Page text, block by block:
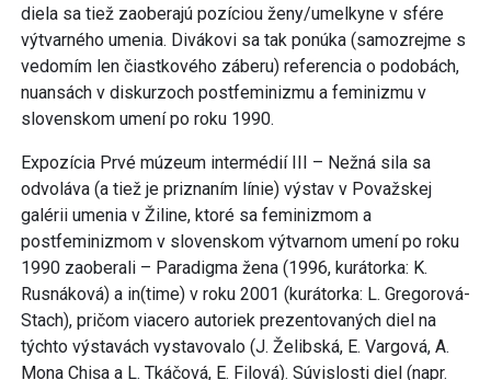
diela sa tiež zaoberajú pozíciou ženy/umelkyne v sfére
výtvarného umenia. Divákovi sa tak ponúka (samozrejme s
vedomím len čiastkového záberu) referencia o podobách,
nuansách v diskurzoch postfeminizmu a feminizmu v
slovenskom umení po roku 1990.
Expozícia Prvé múzeum intermédií III – Nežná sila sa
odvoláva (a tiež je priznaním línie) výstav v Považskej
galérii umenia v Žiline, ktoré sa feminizmom a
postfeminizmom v slovenskom výtvarnom umení po roku
1990 zaoberali – Paradigma žena (1996, kurátorka: K.
Rusnáková) a in(time) v roku 2001 (kurátorka: L. Gregorová-
Stach), pričom viacero autoriek prezentovaných diel na
týchto výstavách vystavovalo (J. Želibská, E. Vargová, A.
Mona Chișa a L. Tkáčová, E. Filová). Súvislosti diel (napr.